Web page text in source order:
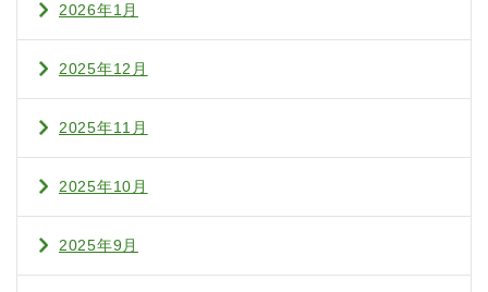
2026年1月
2025年12月
2025年11月
2025年10月
2025年9月